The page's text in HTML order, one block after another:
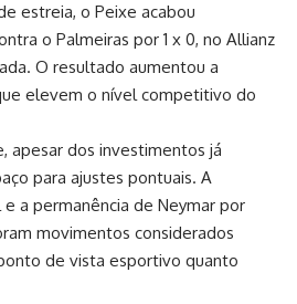
estreia, o Peixe acabou
o Palmeiras por 1 x 0, no Allianz
O resultado aumentou a
elevem o nível competitivo do
apesar dos investimentos já
para ajustes pontuais. A
e a permanência de Neymar por
movimentos considerados
de vista esportivo quanto